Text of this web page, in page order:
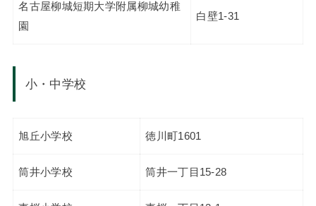
名古屋柳城短期大学附属柳城幼稚
園
白壁1-31
小・中学校
旭丘小学校 徳川町1601
筒井小学校 筒井一丁目15-28